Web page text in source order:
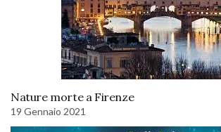
Nature morte a Firenze
19 Gennaio 2021